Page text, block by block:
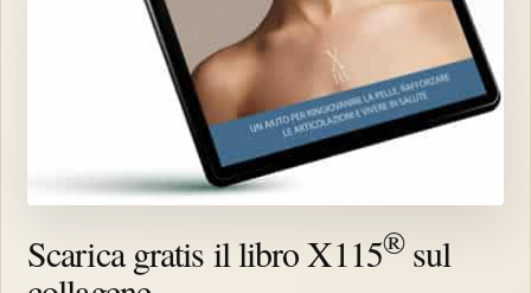
Scarica gratis il libro X115®sul